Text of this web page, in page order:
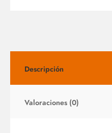
Descripción
Valoraciones (0)